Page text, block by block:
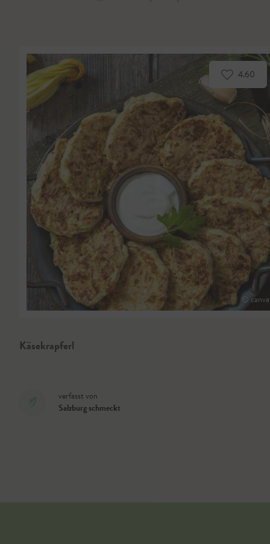
© canva
4.60
Käsekrapferl
verfasst von
Salzburg schmeckt